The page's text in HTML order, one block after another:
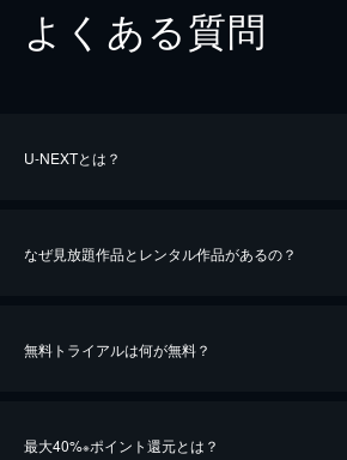
よくある質問
U-NEXTとは？
なぜ見放題作品とレンタル作品があるの？
無料トライアルは何が無料？
最大40%※ポイント還元とは？